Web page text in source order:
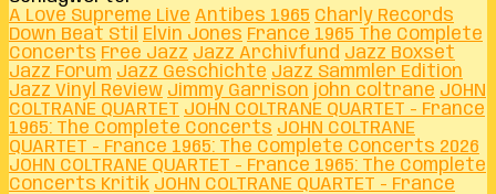
A Love Supreme Live Antibes 1965 Charly Records
Down Beat Stil
Elvin Jones France 1965 The Complete
Concerts Free Jazz Jazz Archivfund Jazz Boxset
Jazz Forum Jazz Geschichte Jazz Sammler Edition
Jazz Vinyl Review Jimmy Garrison john coltrane JOHN
COLTRANE QUARTET JOHN COLTRANE QUARTET - France
1965: The Complete Concerts JOHN COLTRANE
QUARTET - France 1965: The Complete Concerts 2026
JOHN COLTRANE QUARTET - France 1965: The Complete
Concerts Kritik JOHN COLTRANE QUARTET - France